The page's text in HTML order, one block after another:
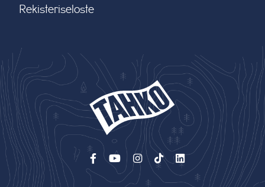
Rekisteriseloste